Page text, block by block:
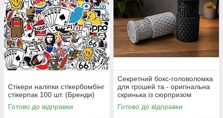
Стікери наліпки стікербомбінг
стікерпак 100 шт. (Бренди)
Готово до відправки
Секретний бокс-головоломка
для грошей та - оригінальна
скринька із сюрпризом
Готово до відправки